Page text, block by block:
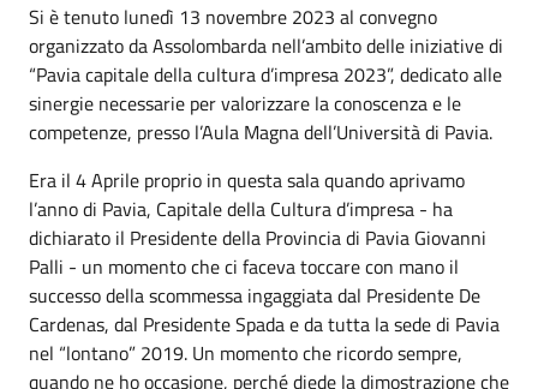
Si è tenuto lunedì 13 novembre 2023 al convegno
organizzato da Assolombarda nell’ambito delle iniziative di
“Pavia capitale della cultura d’impresa 2023”, dedicato alle
sinergie necessarie per valorizzare la conoscenza e le
competenze, presso l’Aula Magna dell’Università di Pavia.
Era il 4 Aprile proprio in questa sala quando aprivamo
l’anno di Pavia, Capitale della Cultura d’impresa - ha
dichiarato il Presidente della Provincia di Pavia Giovanni
Palli - un momento che ci faceva toccare con mano il
successo della scommessa ingaggiata dal Presidente De
Cardenas, dal Presidente Spada e da tutta la sede di Pavia
nel “lontano” 2019. Un momento che ricordo sempre,
quando ne ho occasione, perché diede la dimostrazione che